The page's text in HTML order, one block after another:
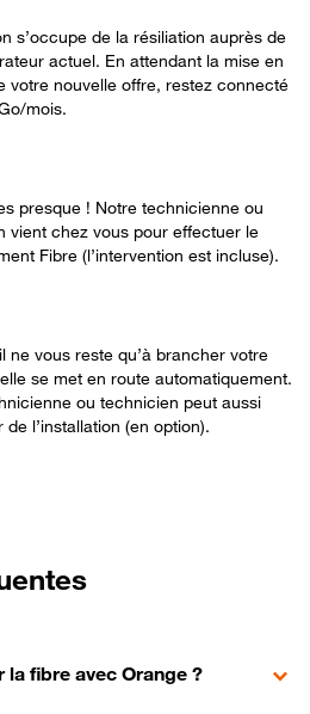
s’occupe de la résiliation auprès de
actuel. En attendant la mise en
votre nouvelle offre, restez connecté
mois.
presque ! Notre technicienne ou
vient chez vous pour effectuer le
Fibre (l’intervention est incluse).
ne vous reste qu’à brancher votre
se met en route automatiquement.
ou technicien peut aussi
de l’installation (en option).
fibre avec Orange ?